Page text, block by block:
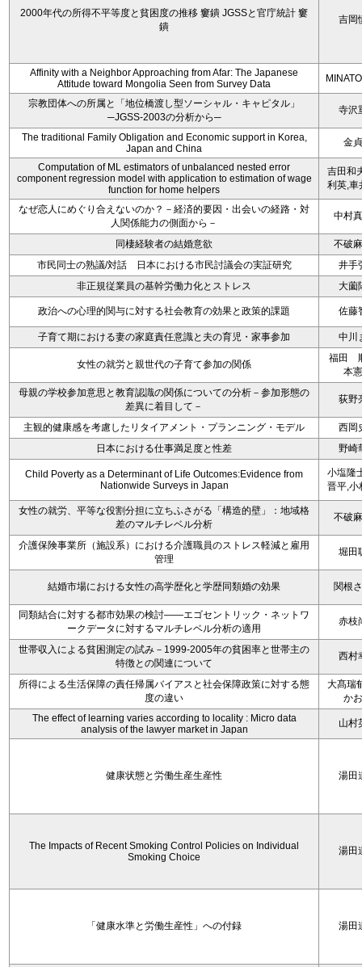
2000年代の所得不平等度と貧困度の推移 窶鐀 JGSSと官庁統計 窶
鐀
吉岡
Affinity with a Neighbor Approaching from Afar: The Japanese
Attitude toward Mongolia Seen from Survey Data
宗教団体への所属と「地位橋渡し型ソーシャル・キャピタル」
─JGSS-2003の分析から─
寺沢
The traditional Family Obligation and Economic support in Korea,
Japan and China
金
Computation of ML estimators of unbalanced nested error
component regression model with application to estimation of wage
function for home helpers
吉田和
利英,車
なぜ恋人にめぐり合えないのか？－経済的要因・出会いの経路・対
人関係能力の側面から－
中村
同棲経験者の結婚意欲
不破
市民同士の熟議/対話 日本における市民討議会の実証研究
井手
非正規従業員の基幹労働力化とストレス
大薗
政治への心理的関与に対する社会教育の効果と政策的課題 佐藤
子育て期における妻の家庭責任意識と夫の育児・家事参加 中川
女性の就労と親世代の子育て参加の関係
福田
本
母親の学校参加意思と教育認識の関係についての分析－参加形態の
差異に着目して－
荻野
主観的健康感を考慮したリタイアメント・プランニング・モデル
西岡
日本における仕事満足度と性差
野崎
Child Poverty as a Determinant of Life Outcomes:Evidence from
Nationwide Surveys in Japan
小塩隆
晋平,小
女性の就労、平等な役割分担に立ちふさがる「構造的壁」：地域格
差のマルチレベル分析
不破
介護保険事業所（施設系）における介護職員のストレス軽減と雇用
管理
堀田
結婚市場における女性の高学歴化と学歴同類婚の効果 関根
同類結合に対する都市効果の検討――エゴセントリック・ネットワ
ークデータに対するマルチレベル分析の適用
赤枝
世帯収入による貧困測定の試み－1999-2005年の貧困率と世帯主の
特徴との関連について
西村
所得による生活保障の責任帰属バイアスと社会保障政策に対する態
度の違い
大髙瑞
か
The effect of learning varies according to locality : Micro data
analysis of the lawyer market in Japan
山村
健康状態と労働生産生産性 湯田
The Impacts of Recent Smoking Control Policies on Individual
Smoking Choice
湯田
「健康水準と労働生産性」への付録 湯田